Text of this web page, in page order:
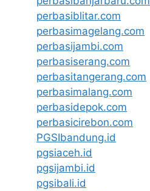
perbasiblitar.com
perbasimagelang.com
perbasijambi.com
perbasiserang.com
perbasitangerang.com
perbasimalang.com
perbasidepok.com
perbasicirebon.com
PGSIbandung.id
pgsiaceh.id
pgsijambi.id
pgsibali.id